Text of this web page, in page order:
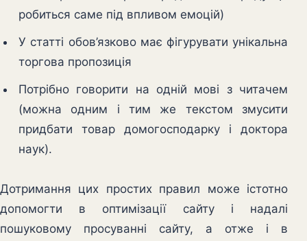
робиться саме під впливом емоцій)
У статті обов’язково має фігурувати унікальна
торгова пропозиція
Потрібно говорити на одній мові з читачем
(можна одним і тим же текстом змусити
придбати товар домогосподарку і доктора
наук).
Дотримання цих простих правил може істотно
допомогти в оптимізації сайту і надалі
пошуковому просуванні сайту, а отже і в